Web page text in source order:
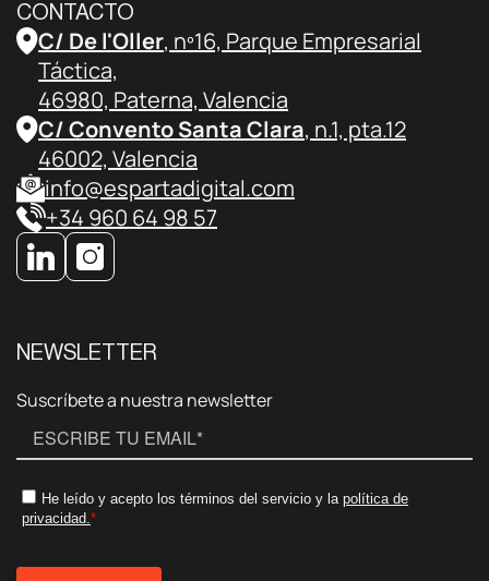
CONTACTO
C/ De l'Oller, nº16, Parque Empresarial
Táctica,
46980, Paterna, Valencia
C/ Convento Santa Clara, n.1, pta.12
46002, Valencia
info@espartadigital.com
+34 960 64 98 57
NEWSLETTER
Suscríbete a nuestra newsletter